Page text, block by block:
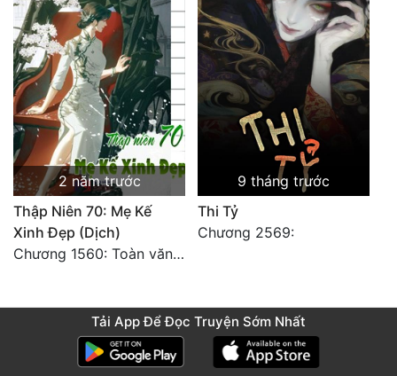
2 năm trước
Thập Niên 70: Mẹ Kế
Xinh Đẹp (Dịch)
Chương 1560: Toàn văn hoàn
9 tháng trước
Thi Tỷ
Chương 2569:
Các Đại Năng Đã Để Lại Thần Thức
Tải App Để Đọc Truyện Sớm Nhất